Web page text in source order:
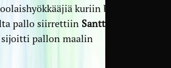
kuriin boksin
pallo siirrettiin Santtu
sijoitti pallon maalin